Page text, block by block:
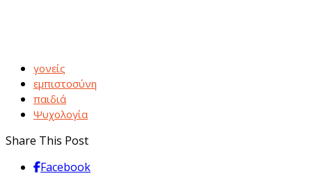
γονείς
εμπιστοσύνη
παιδιά
Ψυχολογία
Share This Post
Facebook